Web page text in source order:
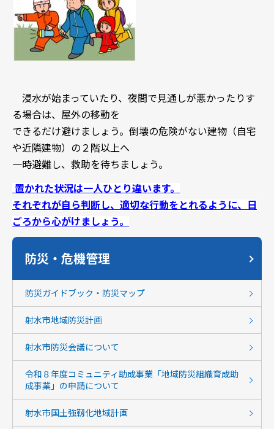
浸水が始まっていたり、夜間で見通しが悪かったりす
る場合は、屋外の移動を
できるだけ避けましょう。倒壊の危険がない建物（自宅
や近隣建物）の２階以上へ
一時避難し、救助を待ちましょう。
置かれた状況は一人ひとり違います。
それぞれが自ら判断し、適切な行動をとれるように、日
ごろから心がけましょう。
防災・危機管理
防災ガイドブック・防災マップ
射水市地域防災計画
射水市防災会議について
令和８年度コミュニティ助成事業「地域防災組織育成助
成事業」の申請について
射水市国土強靱化地域計画